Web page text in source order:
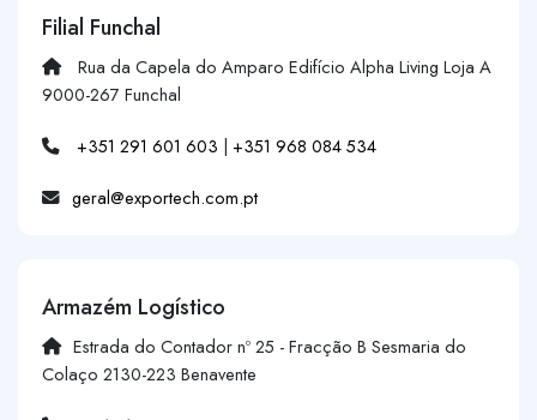
Filial Funchal
Rua da Capela do Amparo Edifício Alpha Living Loja A
9000-267 Funchal
+351 291 601 603 | +351 968 084 534
geral@exportech.com.pt
Armazém Logístico
Estrada do Contador nº 25 - Fracção B Sesmaria do
Colaço 2130-223 Benavente